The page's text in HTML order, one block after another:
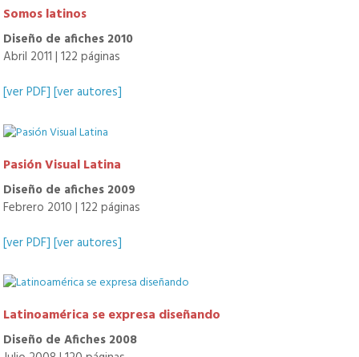
Somos latinos
Diseño de afiches 2010
Abril 2011 | 122 páginas
[ver PDF] [ver autores]
Pasión Visual Latina
Diseño de afiches 2009
Febrero 2010 | 122 páginas
[ver PDF] [ver autores]
Latinoamérica se expresa diseñando
Diseño de Afiches 2008